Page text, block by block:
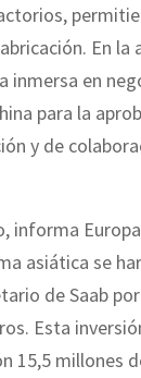
En la
inmersa en
para la
y de
informa
asiática se
de Saab
Esta
15,5 millones